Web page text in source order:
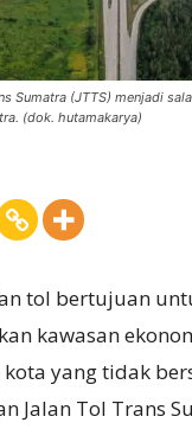
Sumatra (JTTS) menjadi
(dok. hutamakarya)
tol bertujuan
kawasan
yang tidak
Jalan Tol Trans